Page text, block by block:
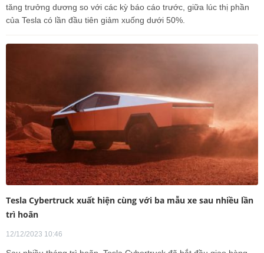
tăng trưởng dương so với các kỳ báo cáo trước, giữa lúc thị phần
của Tesla có lần đầu tiên giảm xuống dưới 50%.
Tesla Cybertruck xuất hiện cùng với ba mẫu xe sau nhiều lần
trì hoãn
12/12/2023 10:46